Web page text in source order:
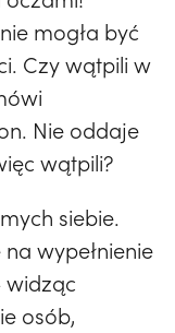
mogła być
Czy wątpili w
Nie oddaje
wątpili?
siebie.
wypełnienie
widząc
osób,